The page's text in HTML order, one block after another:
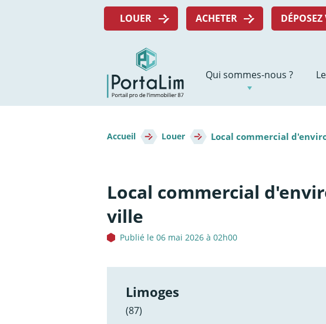
Menu
LOUER ACHETER
Navigation
principale
Qui sommes-nous ?
d'Ariane
Accueil Louer Local commercial
Local commercial
ville
Publié le 06 mai 2026 à 02h00
Limoges
(87)